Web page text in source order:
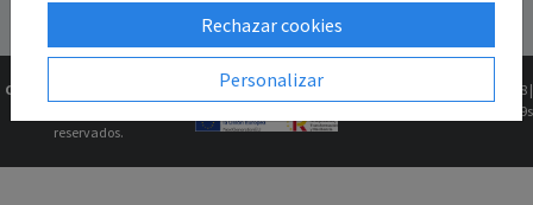
Copyright © 2026
reservados.
2.81.5+1b46211f68 |
0.0679s
Rechazar cookies
Personalizar